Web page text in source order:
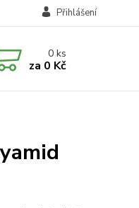
Přihlášení
0ks
za 0 Kč